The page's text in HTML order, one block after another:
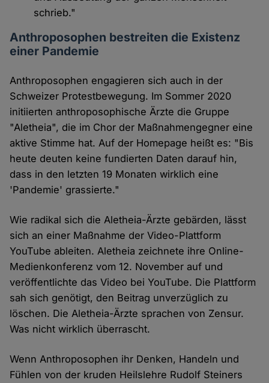
schrieb."
Anthroposophen bestreiten die Existenz
einer Pandemie
Anthroposophen engagieren sich auch in der
Schweizer Protestbewegung. Im Sommer 2020
initiierten anthroposophische Ärzte die Gruppe
"Aletheia", die im Chor der Maßnahmengegner eine
aktive Stimme hat. Auf der Homepage heißt es: "Bis
heute deuten keine fundierten Daten darauf hin,
dass in den letzten 19 Monaten wirklich eine
'Pandemie' grassierte."
Wie radikal sich die Aletheia-Ärzte gebärden, lässt
sich an einer Maßnahme der Video-Plattform
YouTube ableiten. Aletheia zeichnete ihre Online-
Medienkonferenz vom 12. November auf und
veröffentlichte das Video bei YouTube. Die Plattform
sah sich genötigt, den Beitrag unverzüglich zu
löschen. Die Aletheia-Ärzte sprachen von Zensur.
Was nicht wirklich überrascht.
Wenn Anthroposophen ihr Denken, Handeln und
Fühlen von der kruden Heilslehre Rudolf Steiners